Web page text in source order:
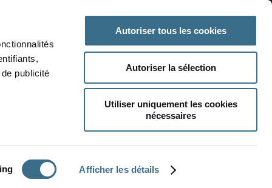
publicité
Afficher les détails
Autoriser tous les cookies
Autoriser la sélection
Utiliser uniquement les cookies
nécessaires